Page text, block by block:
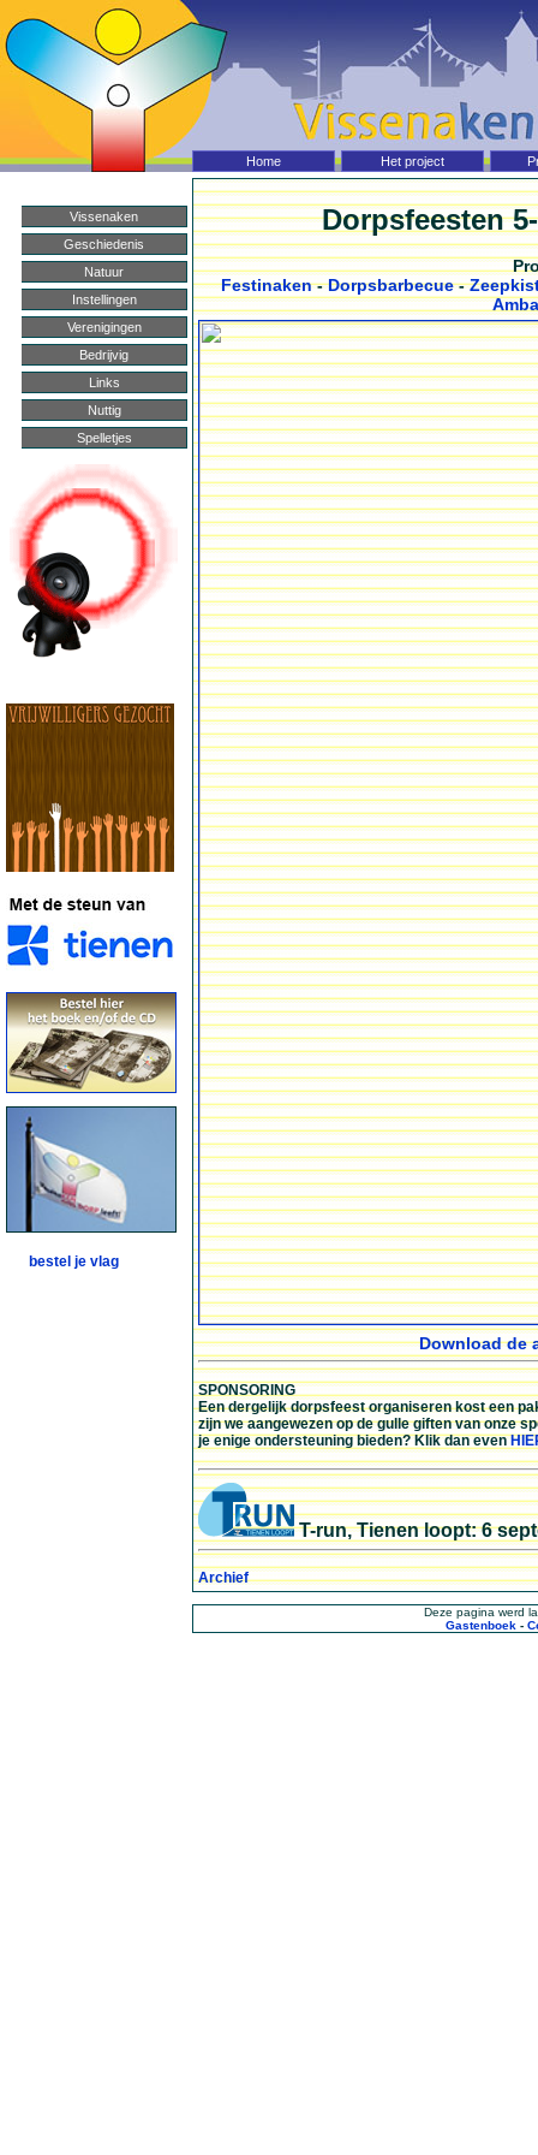
Home Vissenaken
Vissenaken
Geschiedenis
Natuur
Instellingen
Verenigingen
Bedrijvig
Links
Nuttig
Spelletjes
Home Het project
Dorpsfeesten
Festinaken-Dorpsbarbecue-
Download de
SPONSORING
Een dergelijk dorpsfeest organiseren kost een
zijn we aangewezen op de gulle giften van onze
je enige ondersteuning bieden? Klik dan even
T-run, Tienen loopt: 6
Archief
Deze pagina werd
Gastenboek -
bestel je vlag